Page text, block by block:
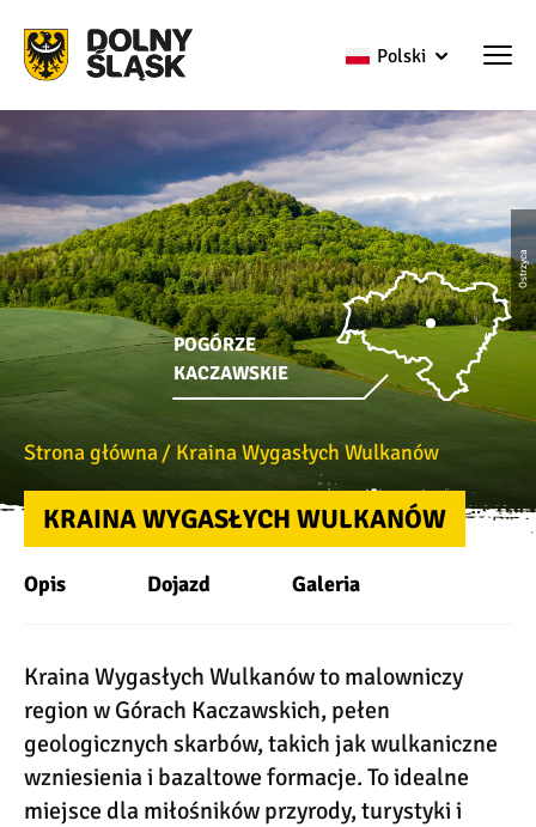
Polski
Ostrzyca
Strona główna Kraina Wygasłych Wulkanów
KRAINA WYGASŁYCH WULKANÓW
POGÓRZE
KACZAWSKIE
Opis Dojazd Galeria
Kraina Wygasłych Wulkanów to malowniczy
region w Górach Kaczawskich, pełen
geologicznych skarbów, takich jak wulkaniczne
wzniesienia i bazaltowe formacje. To idealne
miejsce dla miłośników przyrody, turystyki i